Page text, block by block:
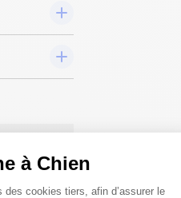
à Chien
du
cookies tiers, afin d’assurer le